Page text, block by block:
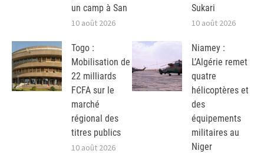
un camp à San
10 août 2026
Sukari
10 août 2026
Togo :
Mobilisation de
22 milliards
FCFA sur le
marché
régional des
titres publics
10 août 2026
Niamey :
L’Algérie remet
quatre
hélicoptères et
des
équipements
militaires au
Niger